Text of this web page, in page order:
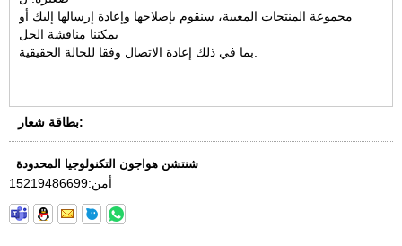
مجموعة المنتجات المعيبة، سنقوم بإصلاحها وإعادة إرسالها إليك أو
يمكننا مناقشة الحل
بطاقة شعار:
شنتشن هواجون التكنولوجيا المحدودة
أمن:15219486699